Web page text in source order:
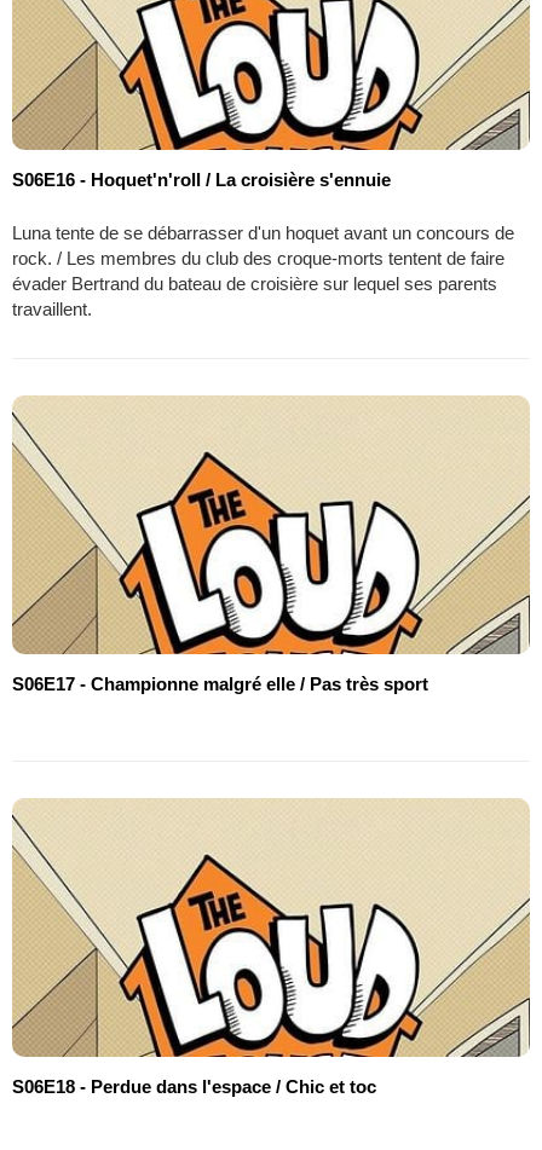
S06E16 - Hoquet'n'roll / La croisière s'ennuie
Luna tente de se débarrasser d'un hoquet avant un concours de
rock. / Les membres du club des croque-morts tentent de faire
évader Bertrand du bateau de croisière sur lequel ses parents
travaillent.
S06E17 - Championne malgré elle / Pas très sport
S06E18 - Perdue dans l'espace / Chic et toc